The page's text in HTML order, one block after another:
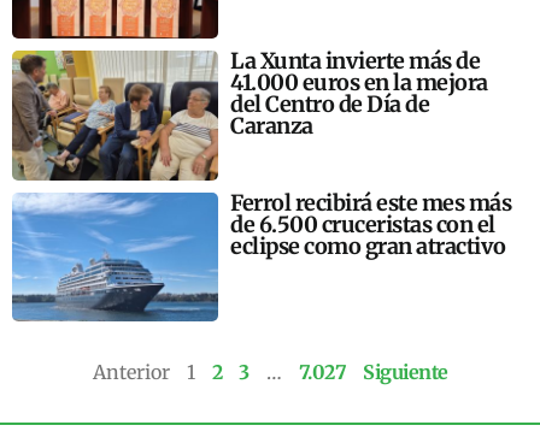
La Xunta invierte más de
41.000 euros en la mejora
del Centro de Día de
Caranza
Ferrol recibirá este mes más
de 6.500 cruceristas con el
eclipse como gran atractivo
Anterior 1 2 3 … 7.027 Siguiente